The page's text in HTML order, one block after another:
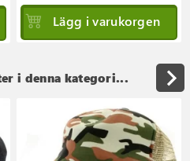
Lägg i varukorgen
i denna kategori...